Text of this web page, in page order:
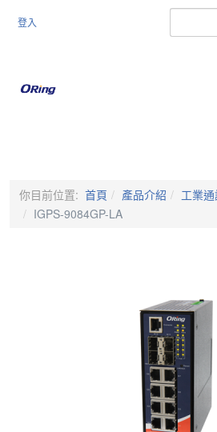
登入
你目前位置: 首頁 產品介紹
工業
IGPS-9084GP-LA